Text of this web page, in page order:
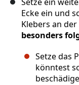
Ecke ein und
Klebers an
besonders
Setze das
könntest